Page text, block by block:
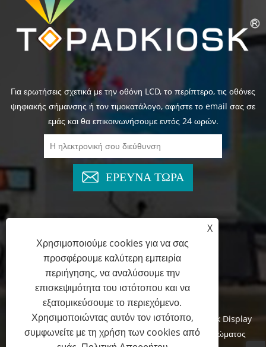
Για ερωτήσεις σχετικά με την οθόνη LCD, το περίπτερο, τις οθόνες
ψηφιακής σήμανσης ή τον τιμοκατάλογο, αφήστε το email σας σε
εμάς και θα επικοινωνήσουμε εντός 24 ωρών.
ΕΡΕΥΝΑ ΤΩΡΑ
marketing@topadkiosk.com
Πνευματικά δικαιώματα © 2024 Shenzhen TopAdkiosk Display
Technology Co., Ltd. Με την επιφύλαξη παντός δικαιώματος
X
Χρησιμοποιούμε cookies για να σας
προσφέρουμε καλύτερη εμπειρία
περιήγησης, να αναλύσουμε την
επισκεψιμότητα του ιστότοπου και να
εξατομικεύσουμε το περιεχόμενο.
Χρησιμοποιώντας αυτόν τον ιστότοπο,
συμφωνείτε με τη χρήση των cookies από